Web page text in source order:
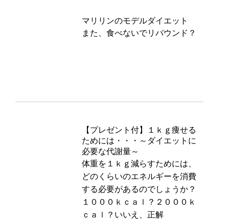
マリリンのモデルダイエット
また、食べないでリバウンド？
【プレゼント付】１ｋｇ痩せる
ためには・・・～ダイエットに
必要な代謝量～
体重を１ｋｇ減らすためには、
どのくらいのエネルギーを消費
する必要があるのでしょうか？
１０００ｋｃａｌ？２０００ｋ
ｃａｌ？いいえ、正解